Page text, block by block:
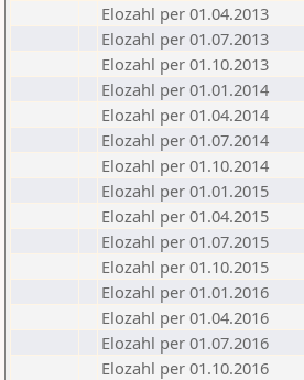
Elozahl per 01.04.2013
Elozahl per 01.07.2013
Elozahl per 01.10.2013
Elozahl per 01.01.2014
Elozahl per 01.04.2014
Elozahl per 01.07.2014
Elozahl per 01.10.2014
Elozahl per 01.01.2015
Elozahl per 01.04.2015
Elozahl per 01.07.2015
Elozahl per 01.10.2015
Elozahl per 01.01.2016
Elozahl per 01.04.2016
Elozahl per 01.07.2016
Elozahl per 01.10.2016